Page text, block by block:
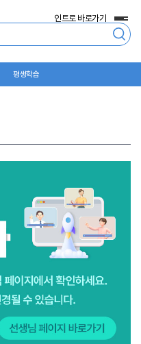
인트로 바로가기
전
체
메
평생학습